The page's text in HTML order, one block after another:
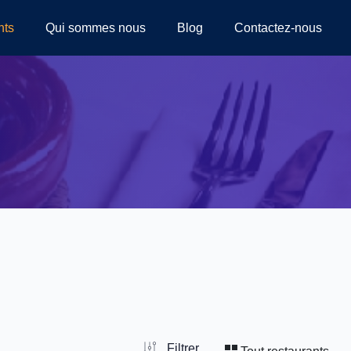
Qui sommes nous Blog Contactez-nous
Filtrer